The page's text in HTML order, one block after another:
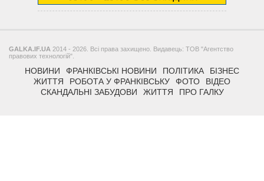
GALKA.IF.UA 2014 - 2026. Всі права захищено. Видавець: ТОВ "Агентство
правових технологій".
НОВИНИ ФРАНКІВСЬКІ НОВИНИ ПОЛІТИКА
БІЗНЕС
ЖИТТЯ
РОБОТА У ФРАНКІВСЬКУ ФОТО
ВІДЕО
СКАНДАЛЬНІ ЗАБУДОВИ
ЖИТТЯ ПРО ГАЛКУ